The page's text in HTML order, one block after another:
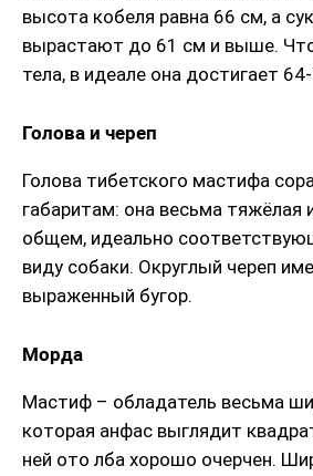
высота кобеля равна 66 см, а
вырастают до 61 см и выше.
тела, в идеале она достигает
Голова и череп
Голова тибетского мастифа
габаритам: она весьма тяжёлая
общем, идеально
виду собаки. Округлый череп
выраженный бугор.
Морда
Мастиф – обладатель весьма
которая анфас выглядит
ней ото лба хорошо очерчен.